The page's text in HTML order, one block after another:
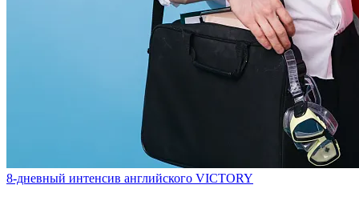
8-дневный интенсив английского VICTORY